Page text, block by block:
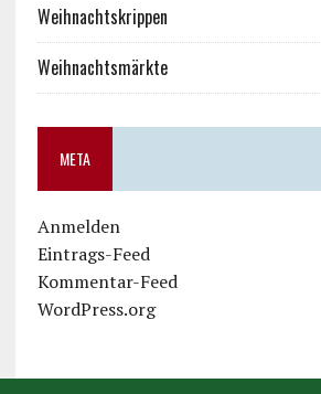
Weihnachtskrippen
Weihnachtsmärkte
META
Anmelden
Eintrags-Feed
Kommentar-Feed
WordPress.org